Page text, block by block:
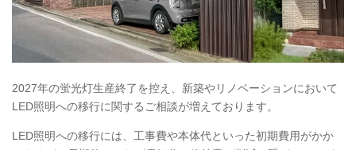
2027年の蛍光灯生産終了を控え、新築やリノベーションにおいて
LED照明への移行に関するご相談が増えております。
LED照明への移行には、工事費や本体代といった初期費用がかか